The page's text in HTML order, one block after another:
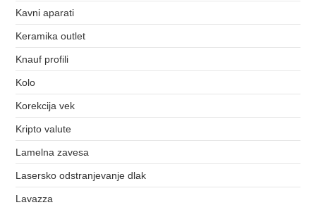
Kavni aparati
Keramika outlet
Knauf profili
Kolo
Korekcija vek
Kripto valute
Lamelna zavesa
Lasersko odstranjevanje dlak
Lavazza